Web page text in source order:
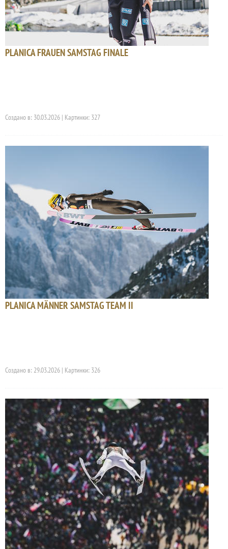
PLANICA FRAUEN SAMSTAG FINALE
Создано в: 30.03.2026 | Картинки: 327
PLANICA MÄNNER SAMSTAG TEAM II
Создано в: 29.03.2026 | Картинки: 326